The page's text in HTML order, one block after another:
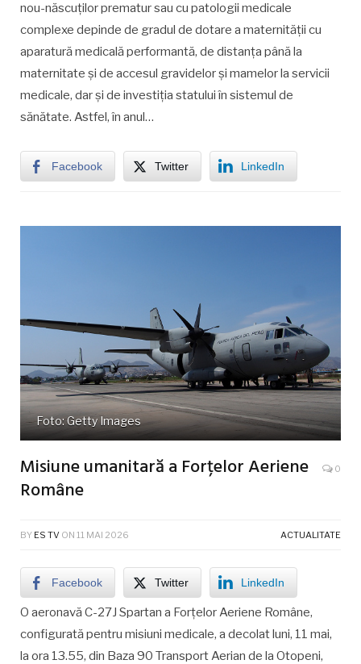
nou-născuților prematur sau cu patologii medicale
complexe depinde de gradul de dotare a maternității cu
aparatură medicală performantă, de distanța până la
maternitate și de accesul gravidelor și mamelor la servicii
medicale, dar și de investiția statului în sistemul de
sănătate. Astfel, în anul…
Facebook Twitter LinkedIn
Foto: Getty Images
Misiune umanitară a Forțelor Aeriene
Române
0
BY ES TV ON 11 MAI 2026 ACTUALITATE
Facebook Twitter LinkedIn
O aeronavă C-27J Spartan a Forțelor Aeriene Române,
configurată pentru misiuni medicale, a decolat luni, 11 mai,
la ora 13.55, din Baza 90 Transport Aerian de la Otopeni,